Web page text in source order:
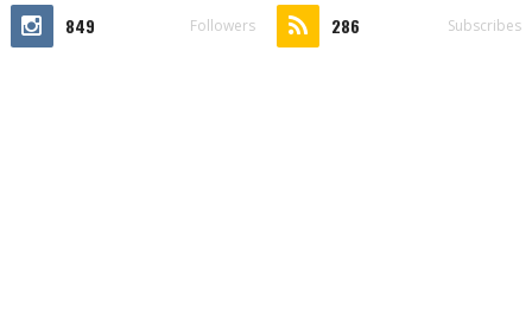
849 Followers 286 Subscribes